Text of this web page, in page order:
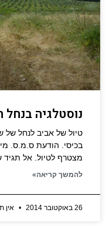
נוסטלגיה
מצטרף לטיול. אל תגיד
להמשך קריאה»
26 באוקטובר 2014 אין